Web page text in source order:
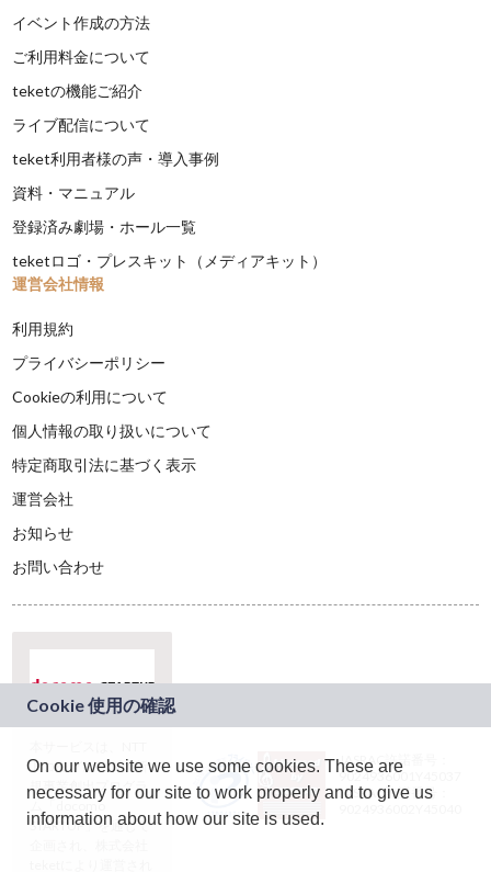
イベント作成の方法
ご利用料金について
teketの機能ご紹介
ライブ配信について
teket利用者様の声・導入事例
資料・マニュアル
登録済み劇場・ホール一覧
teketロゴ・プレスキット（メディアキット）
運営会社情報
利用規約
プライバシーポリシー
Cookieの利用について
個人情報の取り扱いについて
特定商取引法に基づく表示
運営会社
お知らせ
お問い合わせ
ドコモグループの新
規事業創出プログラ
ム「docomo
STARTUP」を通じて
JASRAC許諾番号：
9024936001Y45037
JASRAC許諾番号：
On our website we use some cookies. These are
necessary for our site to work properly and to give us
information about how our site is used.